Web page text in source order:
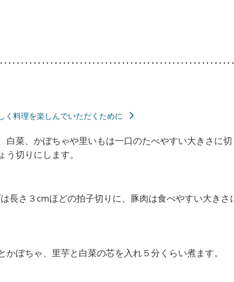
く料理を楽しんでいただくために
白菜、かぼちゃや里いもは一口のたべやすい大きさに
う切りにします。
長さ３cmほどの拍子切りに、豚肉は食べやすい大きさ
かぼちゃ、里芋と白菜の芯を入れ５分くらい煮ます。